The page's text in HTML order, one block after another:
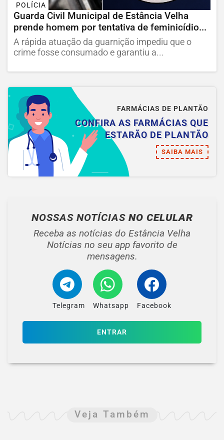
POLÍCIA
Guarda Civil Municipal de Estância Velha
prende homem por tentativa de feminicídio...
A rápida atuação da guarnição impediu que o
crime fosse consumado e garantiu a...
FARMÁCIAS DE PLANTÃO
CONFIRA AS FARMÁCIAS QUE
ESTARÃO DE PLANTÃO
SAIBA MAIS
NOSSAS NOTÍCIAS NO CELULAR
Receba as notícias do Estância Velha
Notícias no seu app favorito de
mensagens.
Telegram Whatsapp Facebook
ENTRAR
Veja Também